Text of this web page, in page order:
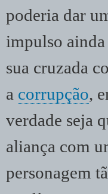
poderia dar
impulso
sua cruzada
a corrupção,
verdade seja
aliança com
personagem